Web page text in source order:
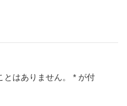
はありません。 * が付